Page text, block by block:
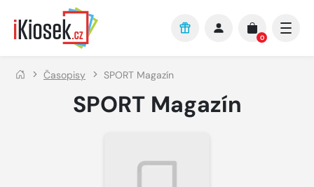
Přejít na hlavní obsah
0
Časopisy SPORT Magazín
SPORT Magazín